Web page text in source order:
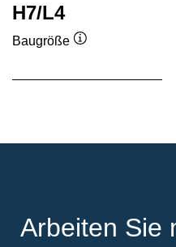
H7/L4
Baugröße
Arbeiten Sie